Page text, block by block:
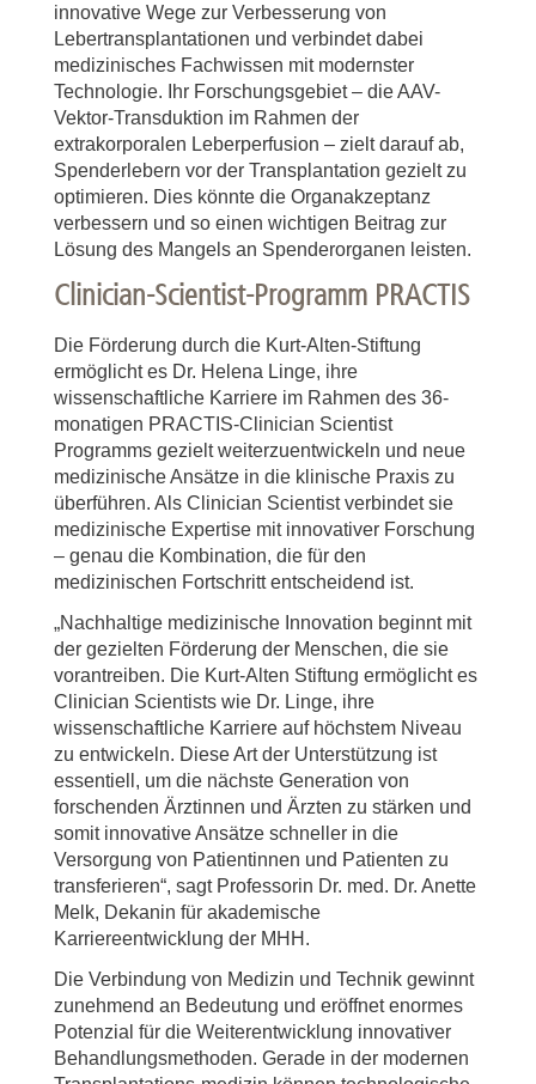
innovative Wege zur Verbesserung von
Lebertransplantationen und verbindet dabei
medizinisches Fachwissen mit modernster
Technologie. Ihr Forschungsgebiet – die AAV-
Vektor-Transduktion im Rahmen der
extrakorporalen Leberperfusion – zielt darauf ab,
Spenderlebern vor der Transplantation gezielt zu
optimieren. Dies könnte die Organakzeptanz
verbessern und so einen wichtigen Beitrag zur
Lösung des Mangels an Spenderorganen leisten.
Clinician-Scientist-Programm PRACTIS
Die Förderung durch die Kurt-Alten-Stiftung
ermöglicht es Dr. Helena Linge, ihre
wissenschaftliche Karriere im Rahmen des 36-
monatigen PRACTIS-Clinician Scientist
Programms gezielt weiterzuentwickeln und neue
medizinische Ansätze in die klinische Praxis zu
überführen. Als Clinician Scientist verbindet sie
medizinische Expertise mit innovativer Forschung
– genau die Kombination, die für den
medizinischen Fortschritt entscheidend ist.
„Nachhaltige medizinische Innovation beginnt mit
der gezielten Förderung der Menschen, die sie
vorantreiben. Die Kurt-Alten Stiftung ermöglicht es
Clinician Scientists wie Dr. Linge, ihre
wissenschaftliche Karriere auf höchstem Niveau
zu entwickeln. Diese Art der Unterstützung ist
essentiell, um die nächste Generation von
forschenden Ärztinnen und Ärzten zu stärken und
somit innovative Ansätze schneller in die
Versorgung von Patientinnen und Patienten zu
transferieren“, sagt Professorin Dr. med. Dr. Anette
Melk, Dekanin für akademische
Karriereentwicklung der MHH.
Die Verbindung von Medizin und Technik gewinnt
zunehmend an Bedeutung und eröffnet enormes
Potenzial für die Weiterentwicklung innovativer
Behandlungsmethoden. Gerade in der modernen